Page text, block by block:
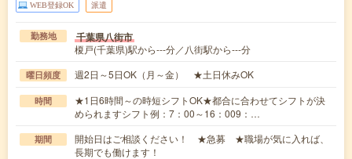
WEB登録OK 派遣
勤務地 千葉県八街市
榎戸(千葉県)駅から---分／八街駅から---分
曜日頻度 週2日～5日OK（月～金） ★土日休みOK
時間
★1日6時間～の時短シフトOK★都合に合わせてシフトが決
められますシフト例：7：00～16：009：…
期間
開始日はご相談ください！ ★急募 ★職場が気に入れば、
長期でも働けます！